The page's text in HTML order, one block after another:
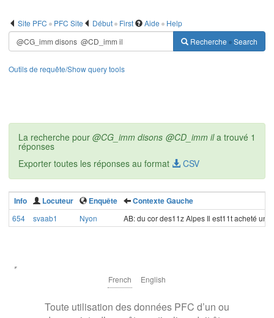
Site PFC PFC Site Début First Aide Help
Recherche Search
Outils de requête/Show query tools
La recherche pour@CG_imm disons @CD_imm ila trouvé 1
réponses
Exporter toutes les réponses au format
CSV
Info Locuteur Enquête Contexte Gauche
654 svaab1 Nyon AB: du cor des11z Alpes Il est11t acheté un
French English
Toute utilisation des données PFC d’un ou